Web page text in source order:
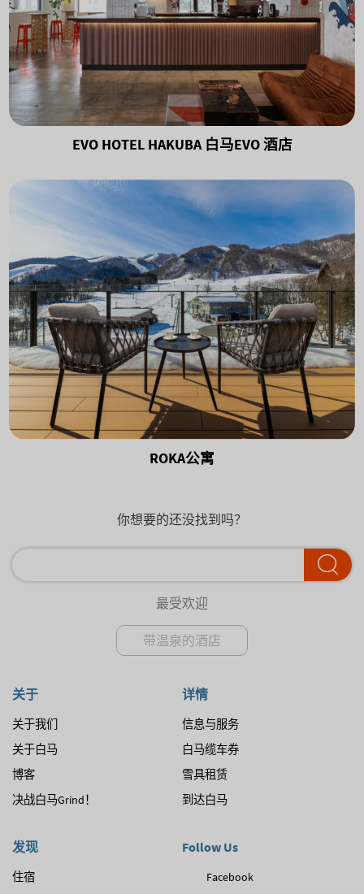
EVO HOTEL HAKUBA 白马EVO 酒店
ROKA公寓
你想要的还没找到吗？
最受欢迎
带温泉的酒店
关于
关于我们
关于白马
博客
决战白马Grind！
详情
信息与服务
白马缆车券
雪具租赁
到达白马
发现
住宿
Follow Us
Facebook